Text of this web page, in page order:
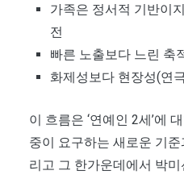
가족은 정서적 기반이
전
빠른 노출보다 느린 축
화제성보다 현장성(연
이 흐름은 ‘연예인 2세’에
중이 요구하는 새로운 기
리고 그 한가운데에서 박